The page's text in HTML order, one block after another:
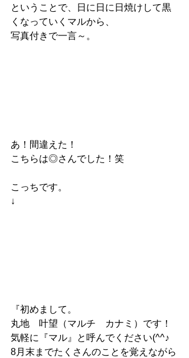
ということで、日に日に日焼けして黒
くなっていくマルから、
写真付きで一言～。
あ！間違えた！
こちらは◎さんでした！笑
こっちです。
↓
『初めまして。
丸地　叶望（マルチ　カナミ）です！
気軽に『マル』と呼んでください(^^♪
8月末までたくさんのことを覚えながら